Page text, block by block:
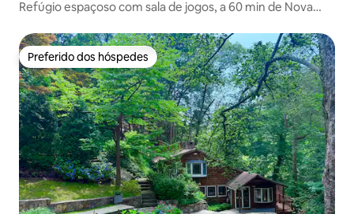
Refúgio espaçoso com sala de jogos, a 60 min de Nova
Preferido dos hóspedes
Preferido dos hóspedes